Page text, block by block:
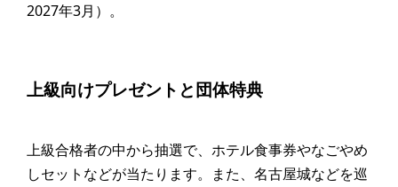
2027年3月）。
上級向けプレゼントと団体特典
上級合格者の中から抽選で、ホテル食事券やなごやめ
しセットなどが当たります。また、名古屋城などを巡